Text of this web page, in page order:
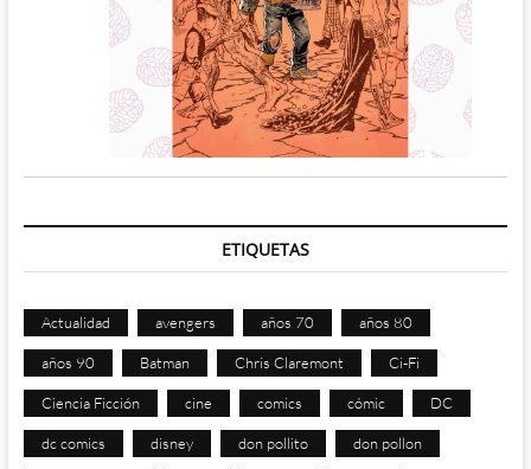
ETIQUETAS
Actualidad avengers años 70 años 80
años 90 Batman Chris Claremont Ci-Fi
Ciencia Ficción cine comics cómic DC
dc comics disney don pollito don pollon